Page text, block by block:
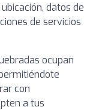
datos de
de servicios
ocupan
con
a tus